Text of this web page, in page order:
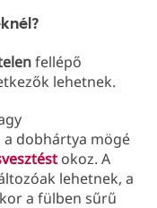
fellépő
lehetnek.
dobhártya mögé
okoz. A
lehetnek, a
a fülben sűrű